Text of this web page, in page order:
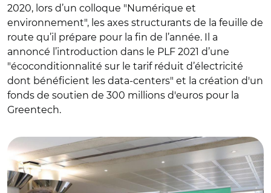
2020, lors d’un colloque "Numérique et
environnement", les axes structurants de la feuille de
route qu’il prépare pour la fin de l’année. Il a
annoncé l’introduction dans le PLF 2021 d’une
"écoconditionnalité sur le tarif réduit d’électricité
dont bénéficient les data-centers" et la création d'un
fonds de soutien de 300 millions d'euros pour la
Greentech.